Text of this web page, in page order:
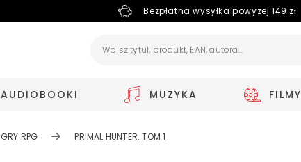
Bezpłatna wysyłka powyżej 149 zł
AUDIOBOOKI MUZYKA FILMY
GRY RPG PRIMAL HUNTER. TOM 1